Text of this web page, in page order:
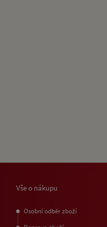
Vše o nákupu
Osobní odběr zboží